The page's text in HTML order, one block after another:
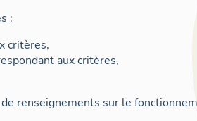
:
critères,
aux critères,
renseignements sur le